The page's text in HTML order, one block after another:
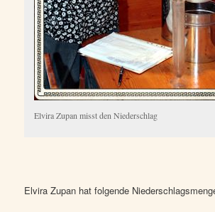
Elvira Zupan misst den Niederschlag
Elvira Zupan hat folgende